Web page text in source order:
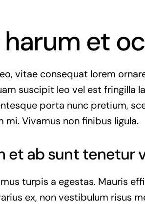
et
vitae consequat lorem
suscipit leo vel est fringilla
porta nunc pretium,
mi. Vivamus non finibus ligula.
et ab sunt tenetur
turpis a egestas. Mauris
ex, non vestibulum risus